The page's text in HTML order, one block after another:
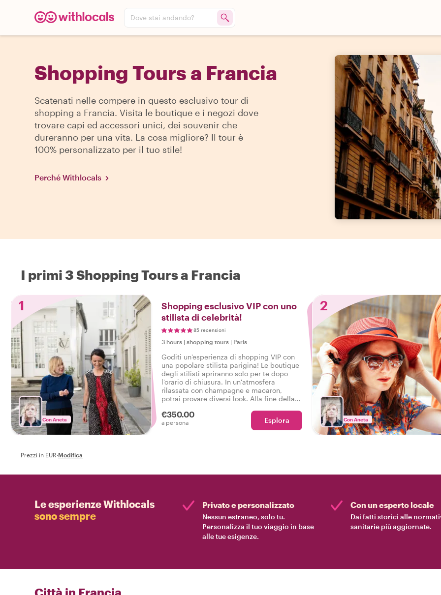
Dove stai andando?
Shopping Tours a Francia
Scatenati nelle compere in questo esclusivo tour di
shopping a Francia. Visita le boutique e i negozi dove
trovare capi ed accessori unici, dei souvenir che
dureranno per una vita. La cosa migliore? Il tour è
100% personalizzato per il tuo stile!
Perché Withlocals
I primi 3 Shopping Tours a Francia
1
Con Aneta
Shopping esclusivo VIP con uno
stilista di celebrità!
85 recensioni
3 hours | shopping tours | Paris
Goditi un'esperienza di shopping VIP con
una popolare stilista parigina! Le boutique
degli stilisti apriranno solo per te dopo
l'orario di chiusura. In un'atmosfera
rilassata con champagne e macaron,
potrai provare diversi look. Alla fine della
di moda!
€350.00
a persona Esplora
2
Con Aneta
Prezzi in EUR·Modifica
Le esperienze Withlocals
sono sempre
Privato e personalizzato
Nessun estraneo, solo tu.
Personalizza il tuo viaggio in base
alle tue esigenze.
Con un esperto locale
Dai fatti storici alle
sanitarie più aggiornate.